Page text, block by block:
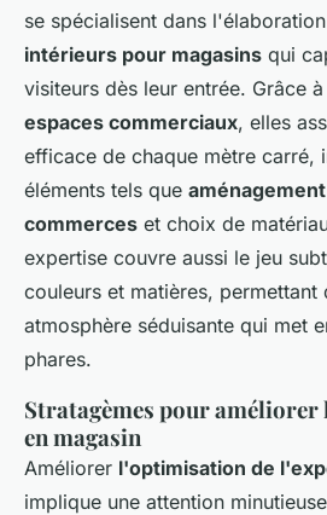
se spécialisent dans
intérieurs pour magasins qui
visiteurs dès leur entrée. Grâce
espaces commerciaux, elles
efficace de chaque mètre carré,
éléments tels que
commerces et choix de
expertise couvre aussi le jeu
couleurs et matières, permettant
atmosphère séduisante qui met
phares.
Stratagèmes pour améliorer
en magasin
Améliorer l'optimisation de
implique une attention